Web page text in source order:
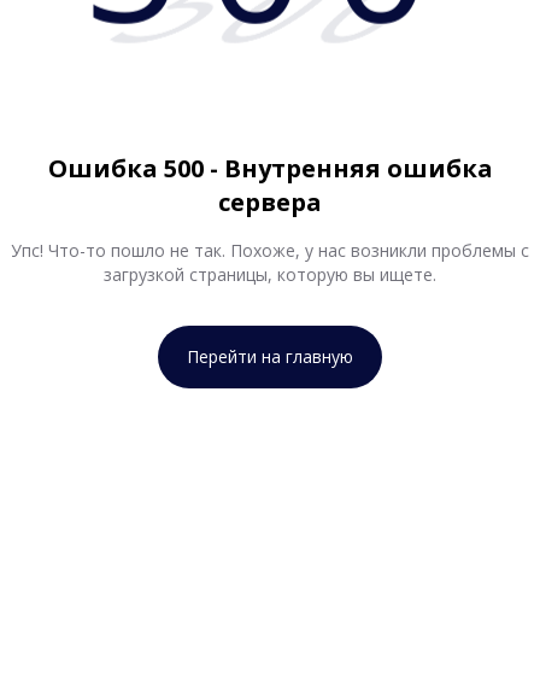
Ошибка 500 - Внутренняя ошибка
сервера
Упс! Что-то пошло не так. Похоже, у нас возникли проблемы с
загрузкой страницы, которую вы ищете.
Перейти на главную